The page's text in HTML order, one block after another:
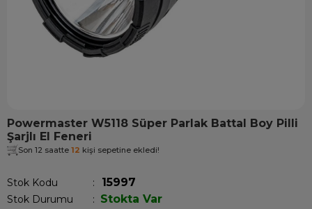
Powermaster W5118 Süper Parlak Battal Boy Pilli
Şarjlı El Feneri
Son 12 saatte 12 kişi sepetine ekledi!
Stok Kodu 15997
Stok Durumu : Stokta Var